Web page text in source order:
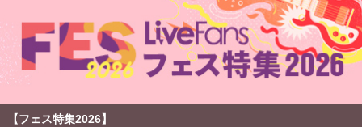
【フェス特集2026】